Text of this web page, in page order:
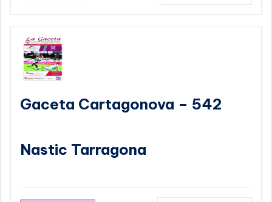
Gaceta Cartagonova – 542
Nastic Tarragona